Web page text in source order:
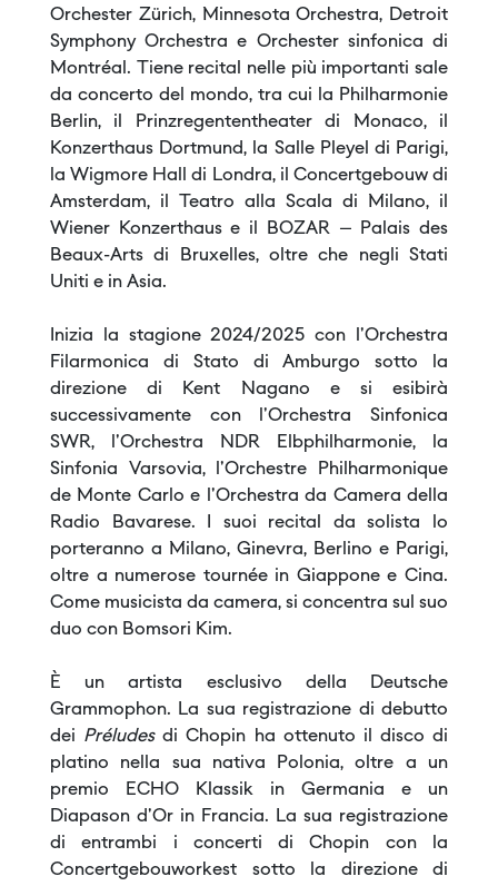
Orchester Zürich, Minnesota Orchestra, Detroit
Symphony Orchestra e Orchester sinfonica di
Montréal. Tiene recital nelle più importanti sale
da concerto del mondo, tra cui la Philharmonie
Berlin, il Prinzregententheater di Monaco, il
Konzerthaus Dortmund, la Salle Pleyel di Parigi,
la Wigmore Hall di Londra, il Concertgebouw di
Amsterdam, il Teatro alla Scala di Milano, il
Wiener Konzerthaus e il BOZAR – Palais des
Beaux-Arts di Bruxelles, oltre che negli Stati
Uniti e in Asia.
Inizia la stagione 2024/2025 con l'Orchestra
Filarmonica di Stato di Amburgo sotto la
direzione di Kent Nagano e si esibirà
successivamente con l'Orchestra Sinfonica
SWR, l'Orchestra NDR Elbphilharmonie, la
Sinfonia Varsovia, l'Orchestre Philharmonique
de Monte Carlo e l'Orchestra da Camera della
Radio Bavarese. I suoi recital da solista lo
porteranno a Milano, Ginevra, Berlino e Parigi,
oltre a numerose tournée in Giappone e Cina.
Come musicista da camera, si concentra sul suo
duo con Bomsori Kim.
È un artista esclusivo della Deutsche
Grammophon. La sua registrazione di debutto
dei Préludesdi Chopin ha ottenuto il disco di
platino nella sua nativa Polonia, oltre a un
premio ECHO Klassik in Germania e un
Diapason d'Or in Francia. La sua registrazione
di entrambi i concerti di Chopin con la
Concertgebouworkest sotto la direzione di